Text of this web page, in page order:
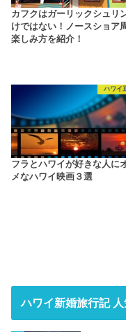
カフクはガーリックシュリ
けではない！ノースショア
楽しみ方を紹介！
ハワイ
フラとハワイが好きな人に
メなハワイ映画３選
ハワイ新婚旅行記